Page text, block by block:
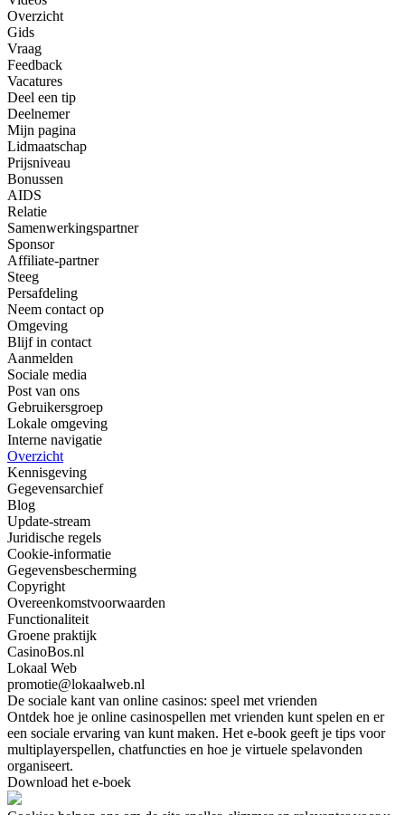
Overzicht
Gids
Vraag
Feedback
Vacatures
Deel een tip
Deelnemer
Mijn pagina
Lidmaatschap
Prijsniveau
Bonussen
AIDS
Relatie
Samenwerkingspartner
Sponsor
Affiliate-partner
Steeg
Persafdeling
Neem contact op
Omgeving
Blijf in contact
Aanmelden
Sociale media
Post van ons
Gebruikersgroep
Lokale omgeving
Interne navigatie
Overzicht
Kennisgeving
Gegevensarchief
Blog
Update-stream
Juridische regels
Cookie-informatie
Gegevensbescherming
Copyright
Overeenkomstvoorwaarden
Functionaliteit
Groene praktijk
CasinoBos.nl
Lokaal Web
promotie@lokaalweb.nl
De sociale kant van online casinos: speel met vrienden
Ontdek hoe je online casinospellen met vrienden kunt spelen en er
een sociale ervaring van kunt maken. Het e-book geeft je tips voor
multiplayerspellen, chatfuncties en hoe je virtuele spelavonden
organiseert.
Download het e-boek